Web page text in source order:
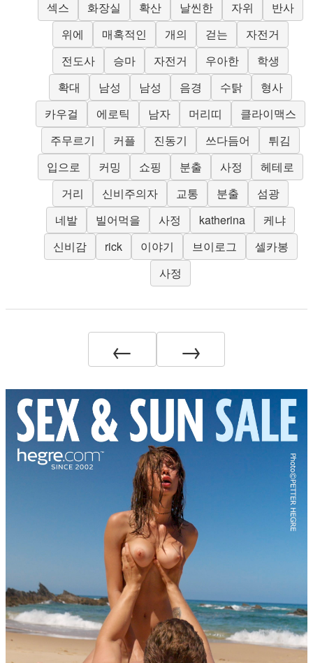
섹스
화장실 확산 날씬한 자위
반사
위에
매혹적인 개의 걷는
자전거
전도사
승마 자전거 우아한
학생
확대
남성 남성 음경 수탉
형사
카우걸
에로틱 남자 머리띠
클라이맥스
주무르기
커플 진동기 쓰다듬어
튀김
입으로
커밍 쇼핑 분출 사정
헤테로
거리
신비주의자 교통 분출
섬광
네발
빌어먹을 사정 katherina
케냐
신비감
rick 이야기 브이로그
셀카봉
사정
← →